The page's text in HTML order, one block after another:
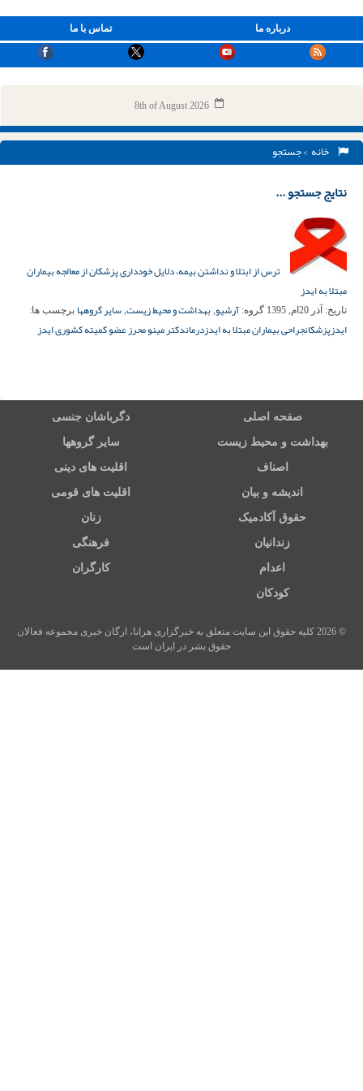
تماس با ما درباره ما
8th of August 2026
خانه > جستجو
نتایج جستجو ...
ترس از ابتلا و نداشتن بیمه، دلایل خودداری پزشکان از معالجه بیماران
مبتلا به ایدز
تاریخ: آذر 20ام, 1395 گروه: آرشیو, بهداشت و محیط زیست, سایر گروهها برچسب ها:
ایدزپزشکانجراحی بیماران مبتلا به ایدزدرماندکتر مینو محرز عضو کمیته کشوری ایدز
صفحه اصلی دگرباشان جنسی
بهداشت و محیط زیست سایر گروهها
اصناف اقلیت های دینی
اندیشه و بیان اقلیت های قومی
حقوق آکادمیک زنان
زندانیان فرهنگی
اعدام کارگران
کودکان
© 2026 کلیه حقوق این سایت متعلق به خبرگزاری هرانا، ارگان خبری مجموعه فعالان
حقوق بشر در ایران است